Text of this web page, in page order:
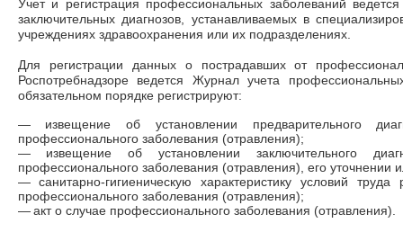
Учет и регистрация профессиональных заболеваний
заключительных диагнозов, устанавливаемых в
учреждениях здравоохранения или их подразделениях.
Для регистрации данных о пострадавших от
Роспотребнадзоре ведется Журнал учета
обязательном порядке регистрируют:
—
извещение об установлении предварительного
профессионального заболевания (отравления);
—
извещение об установлении заключительного
профессионального заболевания (отравления), его уточнении
— санитарно-гигиеническую характеристику условий
профессионального заболевания (отравления);
—акт о случае профессионального заболевания (отравления).